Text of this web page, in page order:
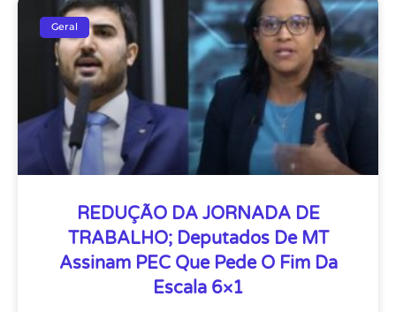
Geral
REDUÇÃO DA JORNADA DE
TRABALHO; Deputados De MT
Assinam PEC Que Pede O Fim Da
Escala 6×1